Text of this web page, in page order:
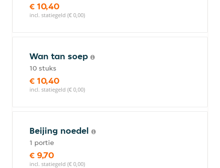
€ 10,40
incl. statiegeld (€ 0,00)
Wan tan soep
10 stuks
€ 10,40
incl. statiegeld (€ 0,00)
Beijing noedel
1 portie
€ 9,70
incl. statiegeld (€ 0,00)